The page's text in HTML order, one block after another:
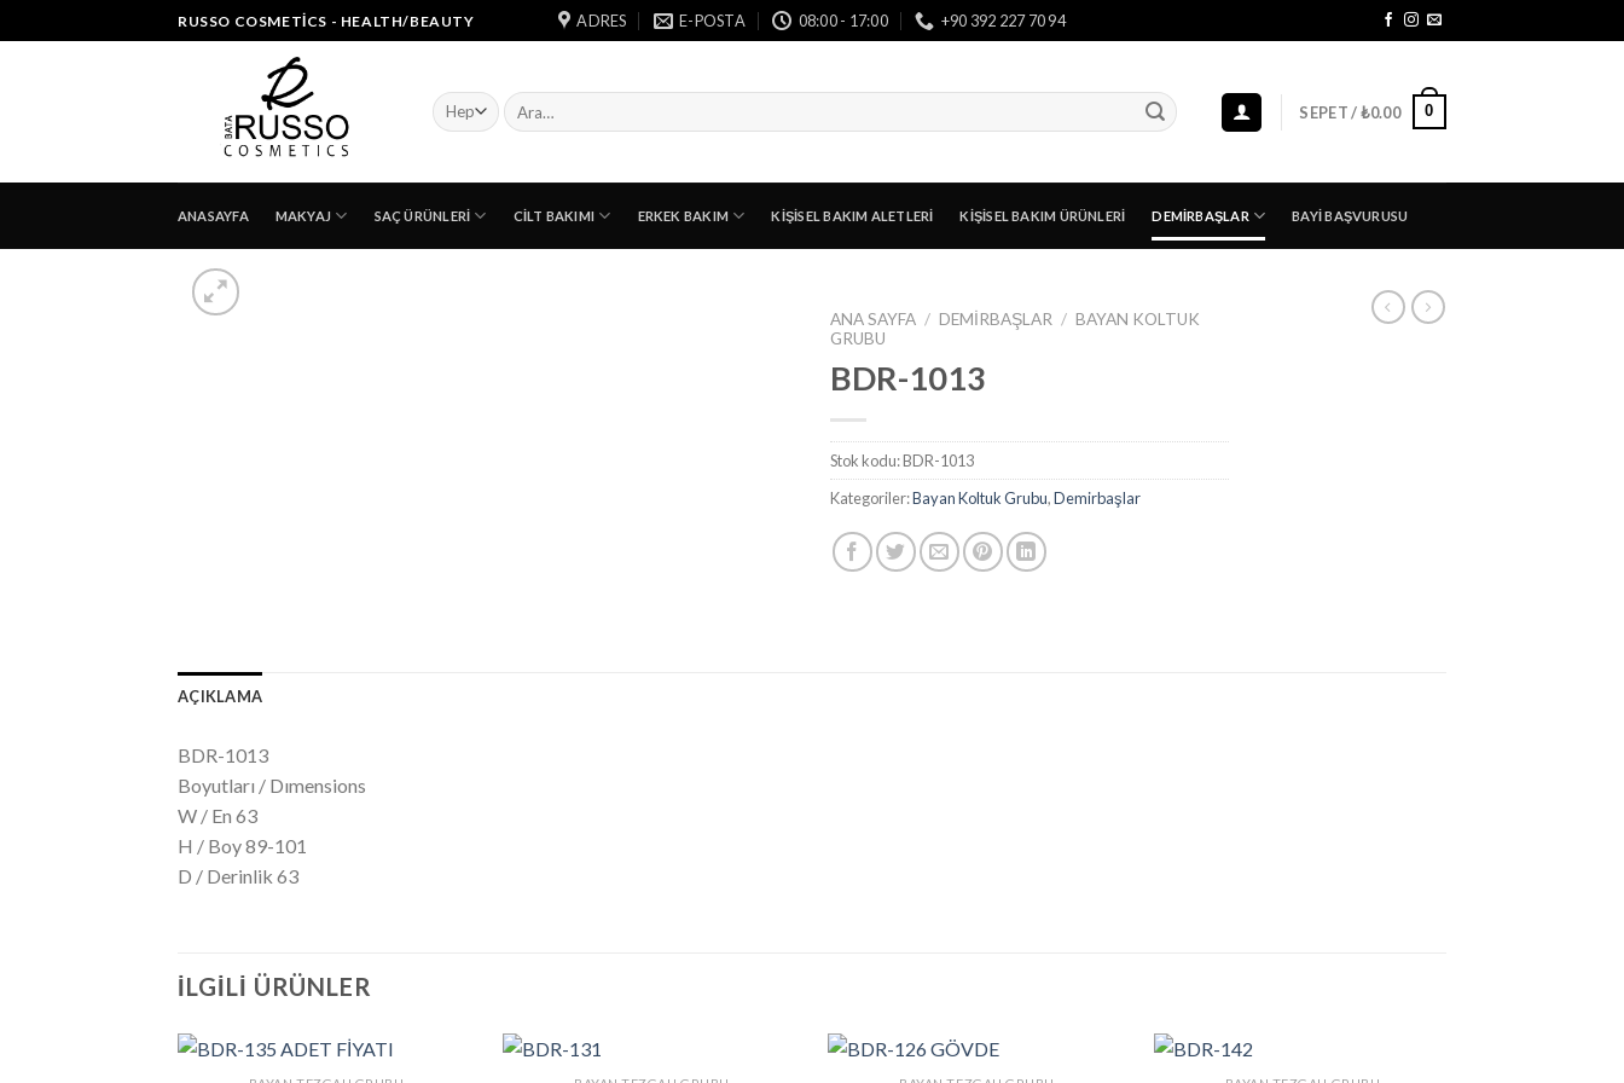
to
RUSSO COSMETICS - HEALTH/BEAUTY ADRES E-POSTA 08:00 - 17:00 +90 392 227 70 94
Ara:
SEPET /₺0.00 0
ANASAYFA MAKYAJ SAÇ ÜRÜNLERI CILT BAKIMI ERKEK BAKIM KIŞISEL BAKIM ALETLERI KIŞISEL BAKIM ÜRÜNLERI DEMIRBAŞLAR BAYI BAŞVURUSU
ANA SAYFA / DEMIRBAŞLAR / BAYAN KOLTUK
GRUBU
BDR-1013
Stok kodu:BDR-1013
Kategoriler:Bayan Koltuk Grubu,Demirbaşlar
AÇIKLAMA
BDR-1013
Boyutları / Dımensions
W / En 63
H / Boy 89-101
D / Derinlik 63
İLGILI ÜRÜNLER